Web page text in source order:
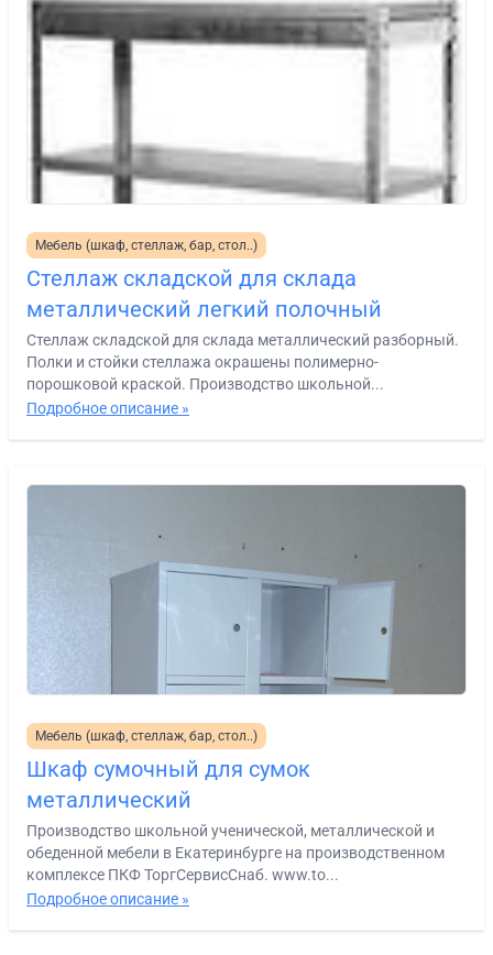
Мебель (шкаф, стеллаж, бар, стол..)
Стеллаж складской для склада
металлический легкий полочный
Стеллаж складской для склада металлический разборный.
Полки и стойки стеллажа окрашены полимерно-
порошковой краской. Производство школьной...
Подробное описание »
Мебель (шкаф, стеллаж, бар, стол..)
Шкаф сумочный для сумок
металлический
Производство школьной ученической, металлической и
обеденной мебели в Екатеринбурге на производственном
комплексе ПКФ ТоргСервисСнаб. www.to...
Подробное описание »